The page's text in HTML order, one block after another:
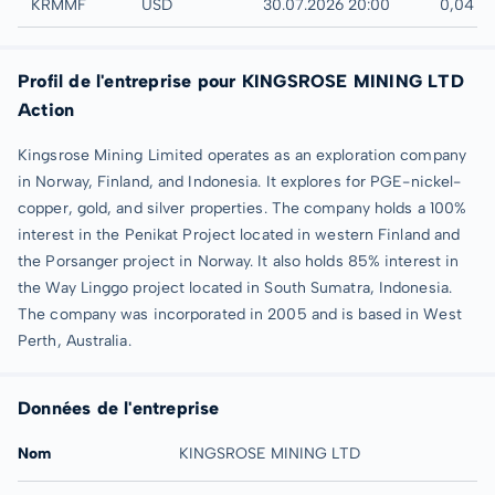
UTC
KRMMF USD 30.07.2026 20:00 0,04
Profil de l'entreprise pour KINGSROSE MINING LTD
Action
Kingsrose Mining Limited operates as an exploration company
in Norway, Finland, and Indonesia. It explores for PGE-nickel-
copper, gold, and silver properties. The company holds a 100%
interest in the Penikat Project located in western Finland and
the Porsanger project in Norway. It also holds 85% interest in
the Way Linggo project located in South Sumatra, Indonesia.
The company was incorporated in 2005 and is based in West
Perth, Australia.
Données de l'entreprise
Nom KINGSROSE MINING LTD